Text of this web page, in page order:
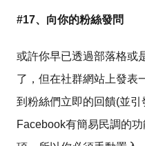
#17、向你的粉絲發問
或許你早已透過部落格或
了，但在社群網站上發表
到粉絲們立即的回饋(並
Facebook有簡易民調的